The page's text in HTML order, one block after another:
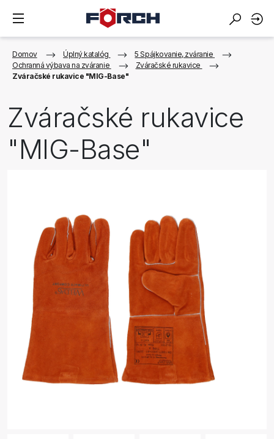
Domov Úplný katalóg
5 Spájkovanie, zváranie
Ochranná výbava na zváranie
Zváračské rukavice
Zváračské rukavice "MIG-Base"
Zváračské rukavice
"MIG-Base"